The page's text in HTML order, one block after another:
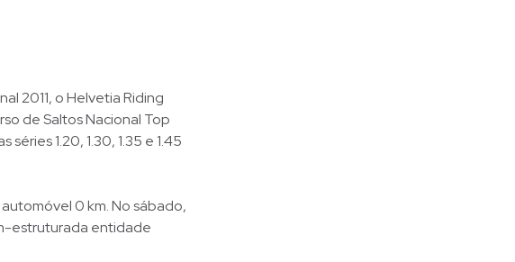
2011, o Helvetia Riding
de Saltos Nacional Top
séries 1.20, 1.30, 1.35 e 1.45
0 km. No sábado,
estruturada entidade